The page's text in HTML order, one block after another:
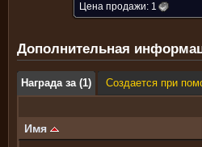
Цена продажи: 1
Дополнительная
Награда за (1) Создается при
Имя